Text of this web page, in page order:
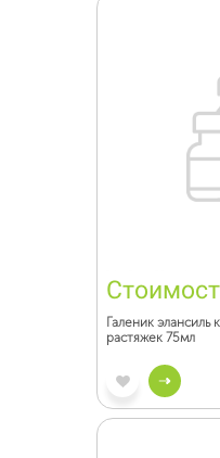
Галеник элансиль
растяжек 75мл